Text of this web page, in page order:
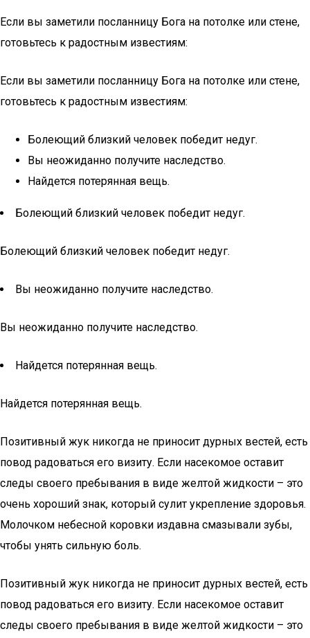
Если вы заметили посланницу Бога на потолке или стене,
готовьтесь к радостным известиям:
Если вы заметили посланницу Бога на потолке или стене,
готовьтесь к радостным известиям:
Болеющий близкий человек победит недуг.
Вы неожиданно получите наследство.
Найдется потерянная вещь.
Болеющий близкий человек победит недуг.
Болеющий близкий человек победит недуг.
Вы неожиданно получите наследство.
Вы неожиданно получите наследство.
Найдется потерянная вещь.
Найдется потерянная вещь.
Позитивный жук никогда не приносит дурных вестей, есть
повод радоваться его визиту. Если насекомое оставит
следы своего пребывания в виде желтой жидкости – это
очень хороший знак, который сулит укрепление здоровья.
Молочком небесной коровки издавна смазывали зубы,
чтобы унять сильную боль.
Позитивный жук никогда не приносит дурных вестей, есть
повод радоваться его визиту. Если насекомое оставит
следы своего пребывания в виде желтой жидкости – это